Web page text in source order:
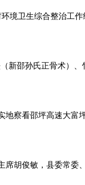
境卫生综合整治工
新邵孙氏正骨术）
察看邵坪高速大
胡俊敏，县委常